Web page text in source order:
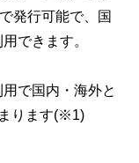
発行可能で、国
できます。
で国内・海外と
ります(※1)